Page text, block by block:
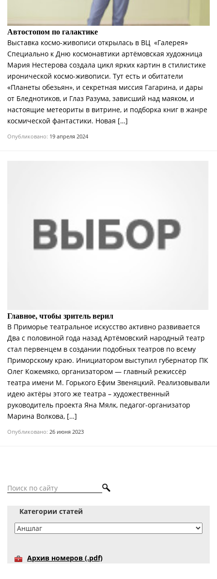
Автостопом по галактике
Выставка космо-живописи открылась в ВЦ «Галерея»
Специально к Дню космонавтики артёмовская художница
Мария Нестерова создала цикл ярких картин в стилистике
иронической космо-живописи. Тут есть и обитатели
«Планеты обезьян», и секретная миссия Гагарина, и дары
от Бледнотиков, и Глаз Разума, зависший над маяком, и
настоящие метеориты в витрине, и подборка книг в жанре
космической фантастики. Новая […]
Опубликовано: 19 апреля 2024
Главное, чтобы зритель верил
В Приморье театральное искусство активно развивается
Два с половиной года назад Артёмовский народный театр
стал первенцем в создании подобных театров по всему
Приморскому краю. Инициатором выступил губернатор ПК
Олег Кожемяко, организатором — главный режиссёр
театра имени М. Горького Ефим Звеняцкий. Реализовывали
идею актёры этого же театра – художественный
руководитель проекта Яна Мялк, педагог-организатор
Марина Волкова, […]
Опубликовано: 26 июня 2023
Категории статей
Архив номеров (.pdf)